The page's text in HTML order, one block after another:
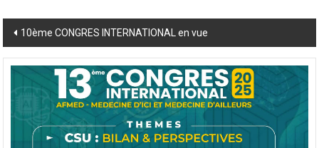
Post
navigation
10ème CONGRES INTERNATIONAL en vue